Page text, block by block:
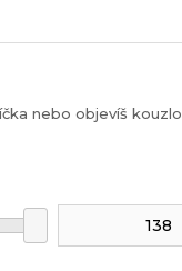
nebo objevíš kouzlo